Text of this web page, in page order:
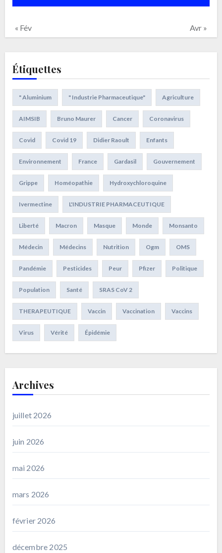
« Fév Avr »
Étiquettes
" Aluminium " Industrie Pharmaceutique" Agriculture
AIMSIB Bruno Maurer Cancer Coronavirus
Covid Covid 19 Didier Raoult Enfants
Environnement France Gardasil Gouvernement
Grippe Homéopathie Hydroxychloroquine
Ivermectine L'INDUSTRIE PHARMACEUTIQUE
Liberté Macron Masque Monde Monsanto
Médecin Médecins Nutrition Ogm OMS
Pandémie Pesticides Peur Pfizer Politique
Population Santé SRAS CoV 2
THERAPEUTIQUE Vaccin Vaccination Vaccins
Virus Vérité Épidémie
Archives
juillet 2026
juin 2026
mai 2026
mars 2026
février 2026
décembre 2025